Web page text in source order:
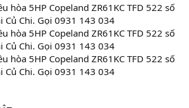
hòa 5HP Copeland ZR61KC TFD 522 số
Củ Chi. Gọi 0931 143 034
hòa 5HP Copeland ZR61KC TFD 522 số
Củ Chi. Gọi 0931 143 034
hòa 5HP Copeland ZR61KC TFD 522 số
Củ Chi. Gọi 0931 143 034